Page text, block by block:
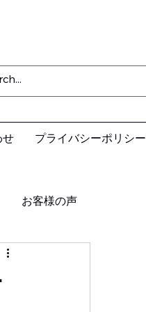
せ プライバシーポリシー
お客様の声